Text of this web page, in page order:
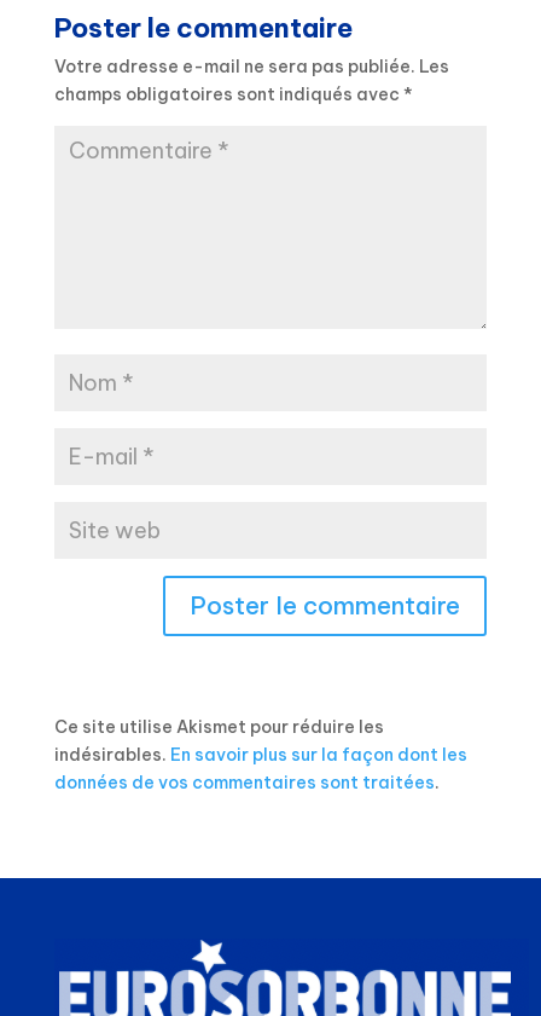
Poster le commentaire
Votre adresse e-mail ne sera pas publiée. Les
champs obligatoires sont indiqués avec *
Ce site utilise Akismet pour réduire les
indésirables. En savoir plus sur la façon dont les
données de vos commentaires sont traitées.